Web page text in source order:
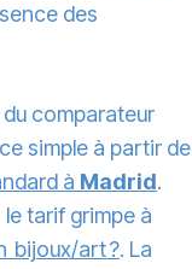
des
comparateur
simple à partir de
à Madrid.
tarif grimpe à
bijoux/art ?. La